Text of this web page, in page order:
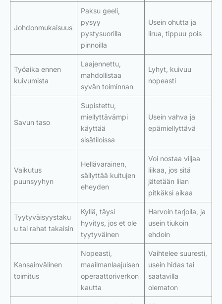
Johdonmukaisuus
Paksu geeli,
pysyy
pystysuorilla
pinnoilla
Usein ohutta ja
lirua, tippuu pois
Työaika ennen
kuivumista
Laajennettu,
mahdollistaa
syvän toiminnan
Lyhyt, kuivuu
nopeasti
Savun taso
Supistettu,
miellyttävämpi
käyttää
sisätiloissa
Usein vahva ja
epämiellyttävä
Vaikutus
puunsyyhyn
Hellävarainen,
säilyttää kuitujen
eheyden
Voi nostaa viljaa
liikaa, jos sitä
jätetään liian
pitkäksi aikaa
Tyytyväisyystaku
u tai rahat takaisin
Kyllä, täysi
hyvitys, jos et ole
tyytyväinen
Harvoin tarjolla, ja
usein tiukoin
ehdoin
Kansainvälinen
toimitus
Nopeasti,
maailmanlaajuisen
operaattoriverkon
kautta
Vaihtelee suuresti,
usein hidas tai
saatavilla
olematon